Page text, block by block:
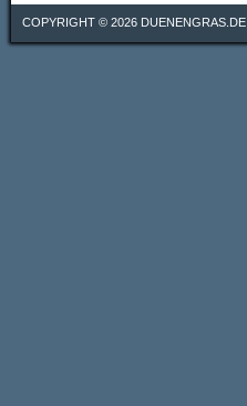
COPYRIGHT © 2026 DUENENGRAS.DE